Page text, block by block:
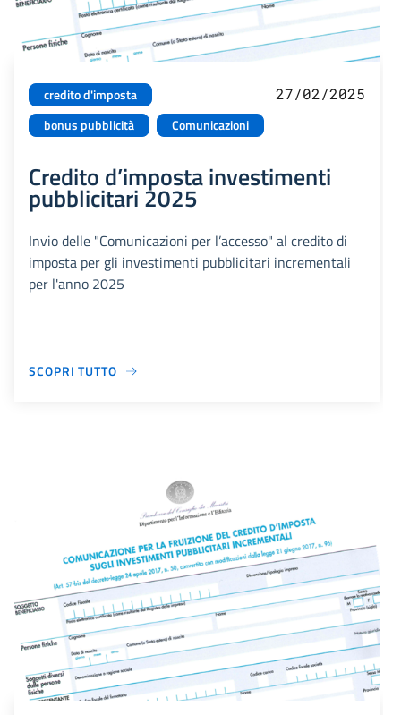
credito d'imposta
bonus pubblicità
Comunicazioni
27/02/2025
Credito d’imposta investimenti
pubblicitari 2025
Invio delle "Comunicazioni per l’accesso" al credito di
imposta per gli investimenti pubblicitari incrementali
per l'anno 2025
SCOPRI TUTTO